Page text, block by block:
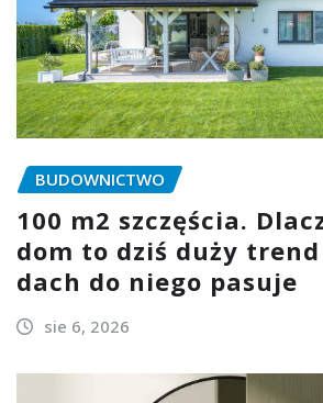
BUDOWNICTWO
100 m2 szczęścia.
dom to dziś duży
dach do niego pasuje
sie 6, 2026